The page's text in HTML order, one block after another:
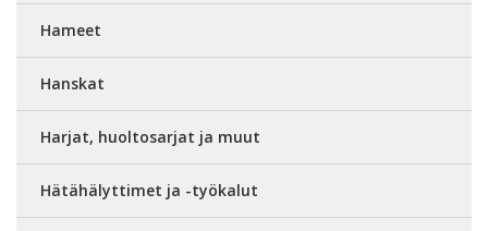
Hameet
Hanskat
Harjat, huoltosarjat ja muut
Hätähälyttimet ja -työkalut